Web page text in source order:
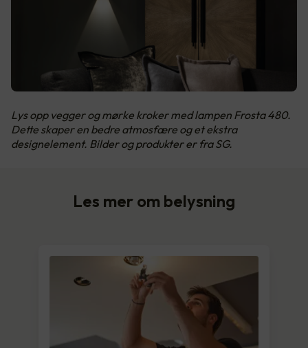
Lys opp vegger og mørke kroker med lampen Frosta 480.
Dette skaper en bedre atmosfære og et ekstra
designelement. Bilder og produkter er fra SG.
Les mer om belysning